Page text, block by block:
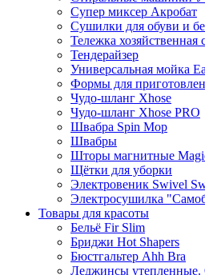
Супер миксер Акробат
Сушилки для обуви и
Тележка хозяйственная
Тендерайзер
Универсальная мойка
Формы для
Чудо-шланг Xhose
Чудо-шланг Xhose PRO
Швабра Spin Mop
Швабры
Шторы магнитные
Щётки для уборки
Электровеник Swivel
Электросушилка
Товары для красоты
Бельё Fir Slim
Бриджи Hot Shapers
Бюстгальтер Ahh Bra
Леджинсы